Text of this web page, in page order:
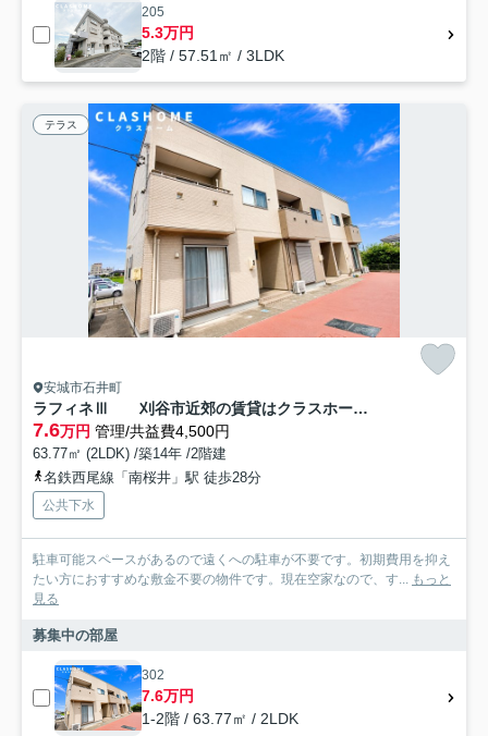
205
5.3万円
2階 / 57.51㎡ / 3LDK
テラス
安城市石井町
ラフィネⅢ 刈谷市近郊の賃貸はクラスホーム刈谷店
7.6万円 管理/共益費4,500円
63.77㎡ (2LDK) /築14年 /2階建
名鉄西尾線「南桜井」駅 徒歩28分
公共下水
駐車可能スペースがあるので遠くへの駐車が不要です。初期費用を抑え
たい方におすすめな敷金不要の物件です。現在空家なので、す... もっと
見る
募集中の部屋
302
7.6万円
1-2階 / 63.77㎡ / 2LDK